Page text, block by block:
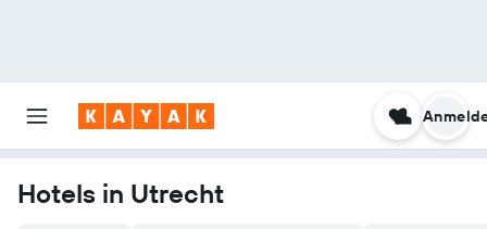
Hotels in Utrecht